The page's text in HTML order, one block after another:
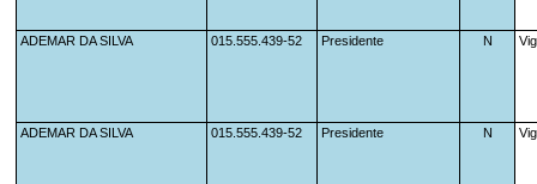
ADEMAR DA SILVA 015.555.439-52 Presidente N
ADEMAR DA SILVA 015.555.439-52 Presidente N